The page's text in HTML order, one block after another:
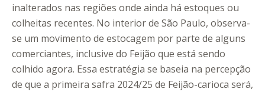
inalterados nas regiões onde ainda há estoques ou
colheitas recentes. No interior de São Paulo, observa-
se um movimento de estocagem por parte de alguns
comerciantes, inclusive do Feijão que está sendo
colhido agora. Essa estratégia se baseia na percepção
de que a primeira safra 2024/25 de Feijão-carioca será,